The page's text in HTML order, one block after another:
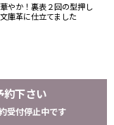
やか！裏表２回の型押し
庫革に仕立てました
約下さい
受付停止中です